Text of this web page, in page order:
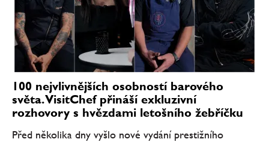
100 nejvlivnějších osobností barového
světa. VisitChef přináší exkluzivní
rozhovory s hvězdami letošního žebříčku
Před několika dny vyšlo nové vydání prestižního